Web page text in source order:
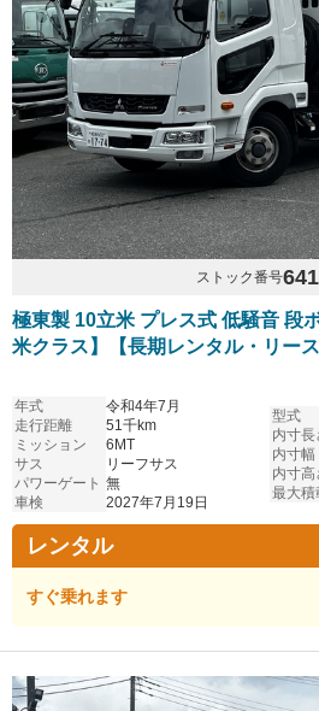
ストック番号
極東製 10立米 プレス式 低騒音 段
米クラス】【長期レンタル・リース
年式
令和4年7月
走行距離
51千km
ミッション
6MT
サス
リーフサス
パワーゲート 無
車検
2027年7月19日
型式
内寸長
内寸幅
内寸高
最大積
レンタル
すぐ乗れます